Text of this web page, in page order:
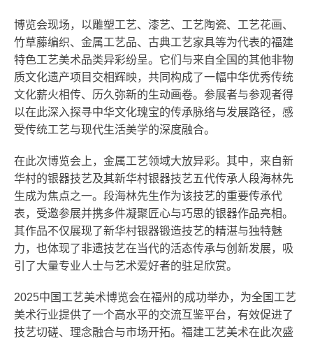
博览会现场，以雕塑工艺、漆艺、工艺陶瓷、工艺花画、
竹草藤编织、金属工艺品、古典工艺家具等为代表的福建
特色工艺美术品类异彩纷呈。它们与来自全国的其他非物
质文化遗产项目交相辉映，共同构成了一幅中华优秀传统
文化薪火相传、历久弥新的生动画卷。参展者与参观者得
以在此深入探寻中华文化瑰宝的传承脉络与发展路径，感
受传统工艺与现代生活美学的深度融合。
在此次博览会上，金属工艺领域大放异彩。其中，来自新
华村的银器技艺及其新华村银器技艺五代传承人段海林先
生成为焦点之一。段海林先生作为该技艺的重要传承代
表，受邀参展并携多件凝聚匠心与巧思的银器作品亮相。
其作品不仅展现了新华村银器锻造技艺的精湛与独特魅
力，也体现了非遗技艺在当代的活态传承与创新发展，吸
引了大量专业人士与艺术爱好者的驻足欣赏。
2025中国工艺美术博览会在福州的成功举办，为全国工艺
美术行业提供了一个高水平的交流互鉴平台，有效促进了
技艺切磋、理念融合与市场开拓。福建工艺美术在此次盛